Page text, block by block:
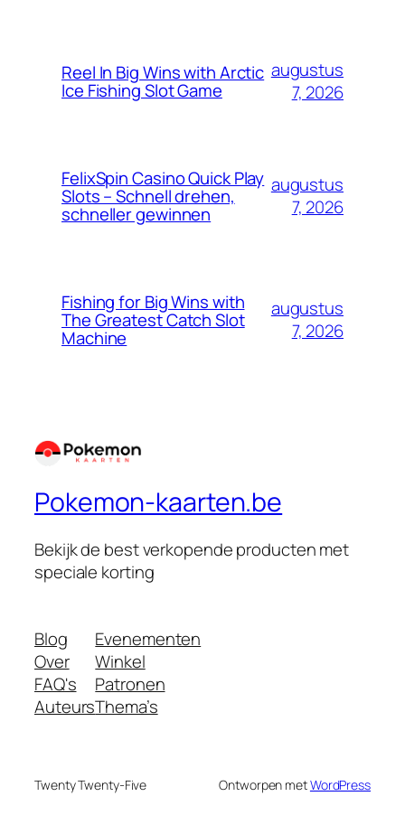
Reel In Big Wins with Arctic
Ice Fishing Slot Game
augustus
7, 2026
FelixSpin Casino Quick Play
Slots – Schnell drehen,
schneller gewinnen
augustus
7, 2026
Fishing for Big Wins with
The Greatest Catch Slot
Machine
augustus
7, 2026
Pokemon-kaarten.be
Bekijk de best verkopende producten met
speciale korting
Blog
Over
FAQ's
Auteurs
Evenementen
Winkel
Patronen
Thema’s
Twenty Twenty-Five Ontworpen metWordPress